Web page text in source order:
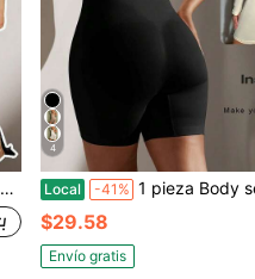
4
Local -41% 1 pieza Body sexy sin espalda para mujer talla grande,
$29.58
Envío gratis